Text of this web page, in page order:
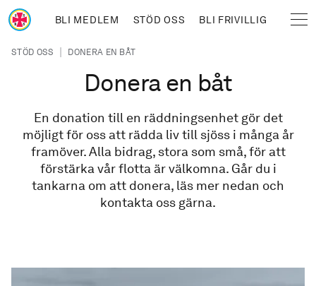
Hoppa till huvudinnehåll
BLI MEDLEM STÖD OSS BLI FRIVILLIG
Länkstig
STÖD OSS | DONERA EN BÅT
Donera en båt
En donation till en räddningsenhet gör det
möjligt för oss att rädda liv till sjöss i många år
framöver. Alla bidrag, stora som små, för att
förstärka vår flotta är välkomna. Går du i
tankarna om att donera, läs mer nedan och
kontakta oss gärna.